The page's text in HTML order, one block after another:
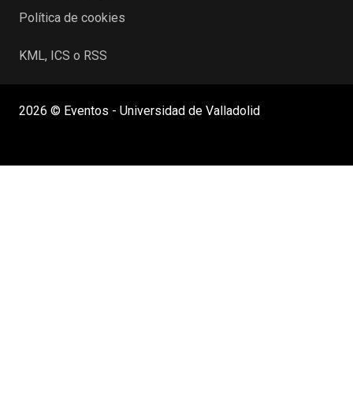
Política de cookies
KML, ICS o RSS
2026 © Eventos - Universidad de Valladolid